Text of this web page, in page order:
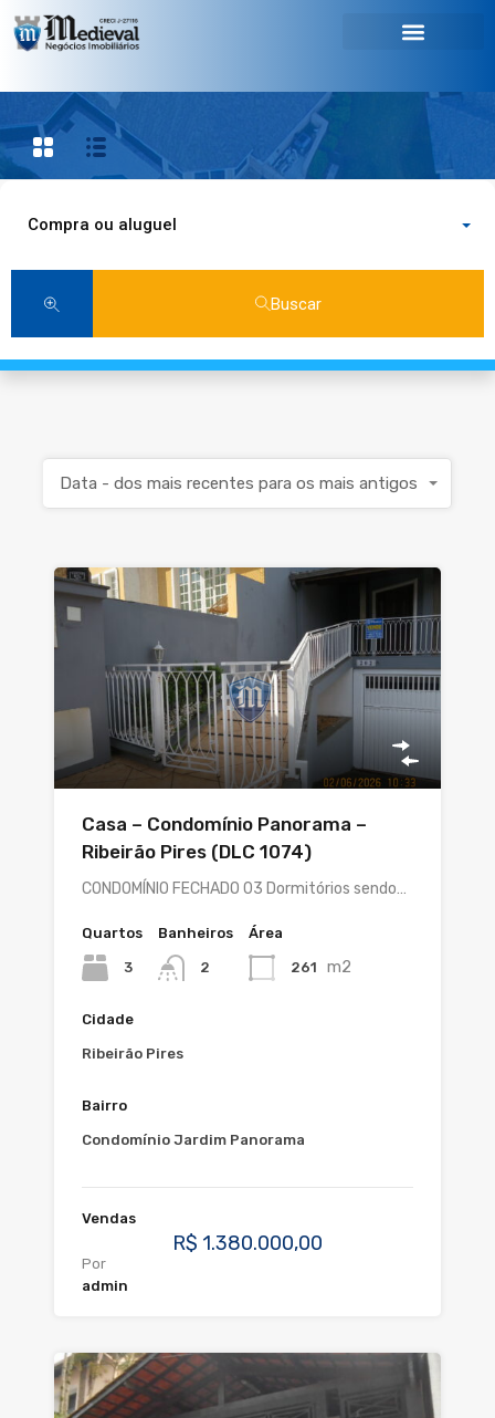
Compra ou aluguel
Buscar
Data - dos mais recentes para os mais antigos
Casa – Condomínio Panorama –
Ribeirão Pires (DLC 1074)
CONDOMÍNIO FECHADO 03 Dormitórios sendo…
Quartos
3
Banheiros
2
Área
261 m2
Cidade
Ribeirão Pires
Bairro
Condomínio Jardim Panorama
Vendas
R$ 1.380.000,00
Por
admin